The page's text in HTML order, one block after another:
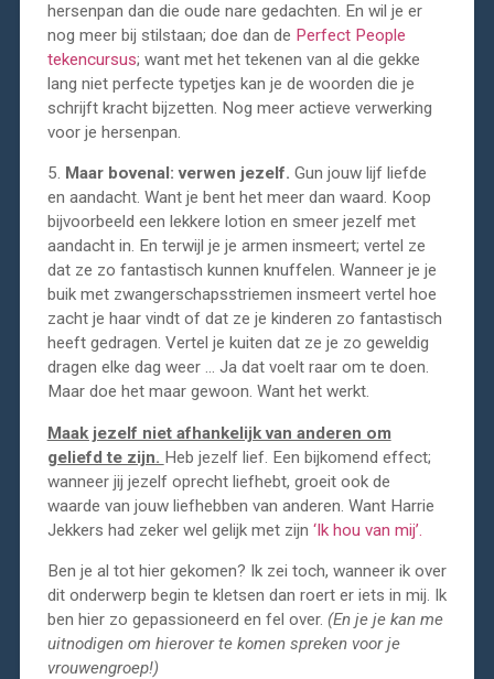
hersenpan dan die oude nare gedachten. En wil je er
nog meer bij stilstaan; doe dan de Perfect People
tekencursus; want met het tekenen van al die gekke
lang niet perfecte typetjes kan je de woorden die je
schrijft kracht bijzetten. Nog meer actieve verwerking
voor je hersenpan.
5. Maar bovenal: verwen jezelf. Gun jouw lijf liefde
en aandacht. Want je bent het meer dan waard. Koop
bijvoorbeeld een lekkere lotion en smeer jezelf met
aandacht in. En terwijl je je armen insmeert; vertel ze
dat ze zo fantastisch kunnen knuffelen. Wanneer je je
buik met zwangerschapsstriemen insmeert vertel hoe
zacht je haar vindt of dat ze je kinderen zo fantastisch
heeft gedragen. Vertel je kuiten dat ze je zo geweldig
dragen elke dag weer … Ja dat voelt raar om te doen.
Maar doe het maar gewoon. Want het werkt.
Maak jezelf niet afhankelijk van anderen om
geliefd te zijn. Heb jezelf lief. Een bijkomend effect;
wanneer jij jezelf oprecht liefhebt, groeit ook de
waarde van jouw liefhebben van anderen. Want Harrie
Jekkers had zeker wel gelijk met zijn ‘Ik hou van mij’.
Ben je al tot hier gekomen? Ik zei toch, wanneer ik over
dit onderwerp begin te kletsen dan roert er iets in mij. Ik
ben hier zo gepassioneerd en fel over. (En je je kan me
uitnodigen om hierover te komen spreken voor je
vrouwengroep!)